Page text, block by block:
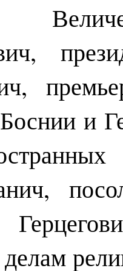
и
делам